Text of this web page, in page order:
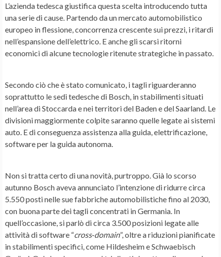
L’azienda tedesca giustifica questa scelta introducendo tutta
una serie di cause. Partendo da unmercato automobilistico
europeo in flessione, concorrenza crescente sui prezzi, i ritardi
nell’espansione dell’elettrico. E anche gliscarsi ritorni
economicidi alcune tecnologie ritenute strategiche in passato.
Secondo ciò che è stato comunicato, itagliriguarderanno
soprattutto le sedi tedesche di Bosch, in stabilimenti situati
nell’area di Stoccarda e nei territori del Baden e del Saarland. Le
divisioni maggiormente colpite saranno quelle legate ai sistemi
auto. E di conseguenza assistenza alla guida,elettrificazione,
software per la guida autonoma.
Non si tratta certo di una novità, purtroppo. Già lo scorso
autunno Bosch aveva annunciato l’intenzione di ridurre circa
5.550 posti nelle sue fabbriche automobilistiche fino al 2030,
con buona parte dei tagli concentrati in Germania. In
quell’occasione, si parlò di circa 3.500 posizioni legate alle
attività di software “cross‑domain”, oltre a riduzioni pianificate
in stabilimenti specifici, come Hildesheim e Schwaebisch